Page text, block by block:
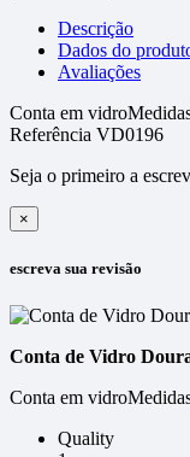
Descrição
Dados do
Avaliações
Conta em
Referência VD0196
Seja o primeiro a
×
escreva sua revisão
Conta de Vidro
Conta em
Quality